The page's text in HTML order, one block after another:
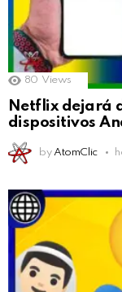
80 Views
Netflix dejará
dispositivos
by AtomClic